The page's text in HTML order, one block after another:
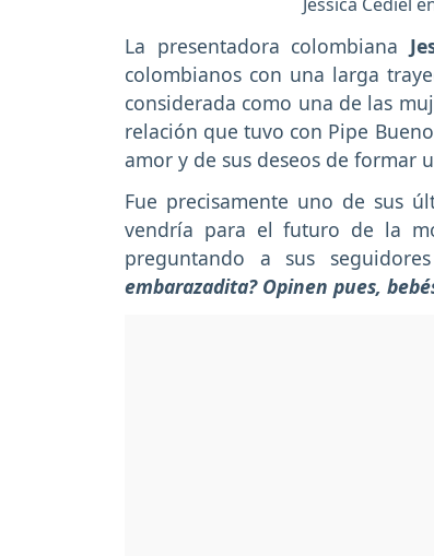
La presentadora colombiana
colombianos con una larga
considerada como una de las
relación que tuvo con Pipe
amor y de sus deseos de formar
Fue precisamente uno de sus
vendría para el futuro de la
preguntando a sus
embarazadita? Opinen pues,